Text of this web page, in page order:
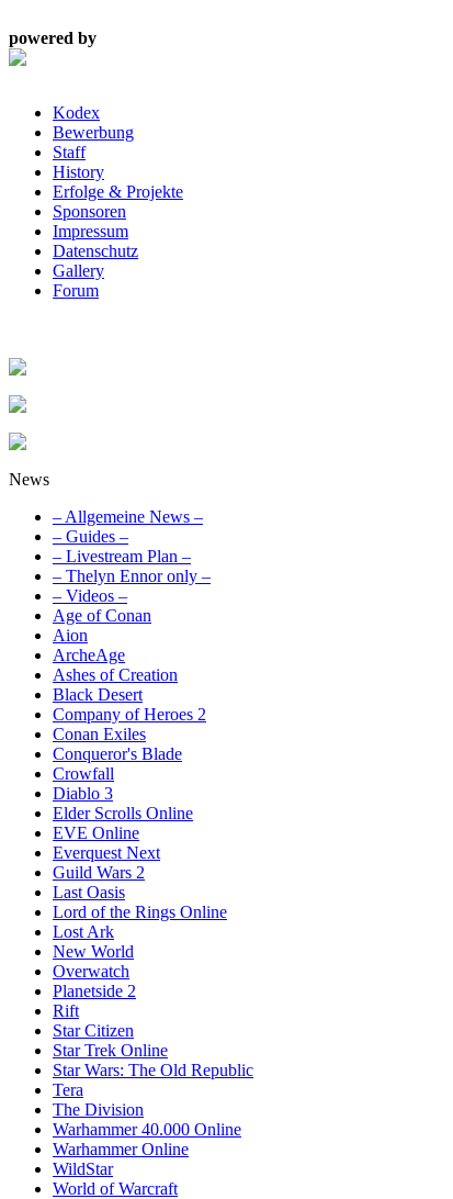
powered by
Kodex
Bewerbung
Staff
History
Erfolge & Projekte
Sponsoren
Impressum
Datenschutz
Gallery
Forum
News
– Allgemeine News –
– Guides –
– Livestream Plan –
– Thelyn Ennor only –
– Videos –
Age of Conan
Aion
ArcheAge
Ashes of Creation
Black Desert
Company of Heroes 2
Conan Exiles
Conqueror's Blade
Crowfall
Diablo 3
Elder Scrolls Online
EVE Online
Everquest Next
Guild Wars 2
Last Oasis
Lord of the Rings Online
Lost Ark
New World
Overwatch
Planetside 2
Rift
Star Citizen
Star Trek Online
Star Wars: The Old Republic
Tera
The Division
Warhammer 40.000 Online
Warhammer Online
WildStar
World of Warcraft